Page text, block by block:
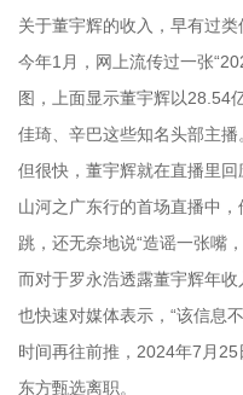
关于董宇辉的收入，早有过类
今年1月，网上流传过一张
图，上面显示董宇辉以28.54
佳琦、辛巴这些知名头部主播
但很快，董宇辉就在直播里
山河之广东行的首场直播中
跳，还无奈地说“造谣一张嘴，
而对于罗永浩透露董宇辉年
也快速对媒体表示，“该信息不
时间再往前推，2024年7月
东方甄选离职。